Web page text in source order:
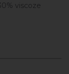
viscoze